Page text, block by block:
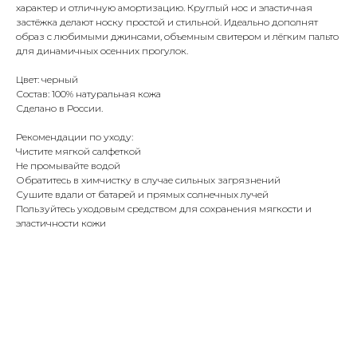
характер и отличную амортизацию. Круглый нос и эластичная
застёжка делают носку простой и стильной. Идеально дополнят
образ с любимыми джинсами, объемным свитером и лёгким пальто
для динамичных осенних прогулок.
Цвет: черный
Состав: 100% натуральная кожа
Сделано в России.
Рекомендации по уходу:
Чистите мягкой салфеткой
Не промывайте водой
Обратитесь в химчистку в случае сильных загрязнений
Сушите вдали от батарей и прямых солнечных лучей
Пользуйтесь уходовым средством для сохранения мягкости и
эластичности кожи